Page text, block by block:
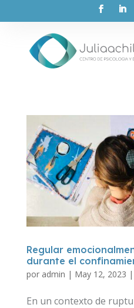
Regular
durante el
por admin | May 12, 2023 |
En un contexto de